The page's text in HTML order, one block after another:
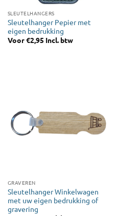
SLEUTELHANGERS
Sleutelhanger Pepier met
eigen bedrukking
Voor€2,95 Incl. btw
GRAVEREN
Sleutelhanger Winkelwagen
met uw eigen bedrukking of
gravering